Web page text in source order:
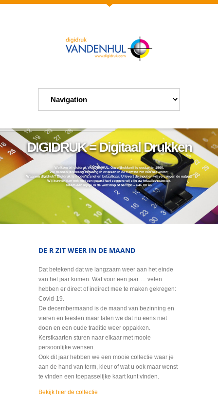
Welkom bij digidruk VANDENHUL. Onze drukkerij is gestart in 1960.
We hebben jarenlang ervaring in drukken in de ruimste zin van het woord!
Waarom digidruk? Digidruk is modern, snel en betaalbaar. U levert de input en wij verzorgen de output!
Wij kunnen dan ook met een gerust hart zeggen: wij zijn uw totaalleverancier.
Neem een kijkje in de webshop of bel 088 – 646 00 46
DIGIDRUK = Digitaal Drukken
DE R ZIT WEER IN DE MAAND
Dat betekend dat we langzaam weer aan het einde
van het jaar komen. Wat voor een jaar … velen
hebben er direct of indirect mee te maken gekregen:
Covid-19.
De decembermaand is de maand van bezinning en
vieren en feesten maar laten we dat nu eens niet
doen en een oude traditie weer oppakken.
Kerstkaarten sturen naar elkaar met mooie
persoonlijke wensen.
Ook dit jaar hebben we een mooie collectie waar je
aan de hand van term, kleur of wat u ook maar wenst
te vinden een toepasselijke kaart kunt vinden.
Bekijk hier de collectie